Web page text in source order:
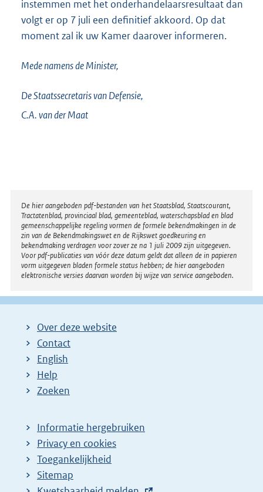
instemmen met het onderhandelaarsresultaat dan
volgt er op 7 juli een definitief akkoord. Op dat
moment zal ik uw Kamer daarover informeren.
Mede namens de Minister,
De Staatssecretaris van Defensie,
C.A. van derMaat
Disclaimer
De hier aangeboden pdf-bestanden van het Staatsblad, Staatscourant,
Tractatenblad, provinciaal blad, gemeenteblad, waterschapsblad en blad
gemeenschappelijke regeling vormen de formele bekendmakingen in de
zin van de Bekendmakingswet en de Rijkswet goedkeuring en
bekendmaking verdragen voor zover ze na 1 juli 2009 zijn uitgegeven.
Voor pdf-publicaties van vóór deze datum geldt dat alleen de in papieren
vorm uitgegeven bladen formele status hebben; de hier aangeboden
elektronische versies daarvan worden bij wijze van service aangeboden.
Over deze website
Contact
English
Help
Zoeken
Informatie hergebruiken
Privacy en cookies
Toegankelijkheid
Sitemap